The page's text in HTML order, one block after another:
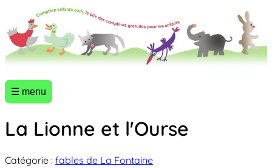
☰ menu
La Lionne et l'Ourse
Catégorie : fables de La Fontaine